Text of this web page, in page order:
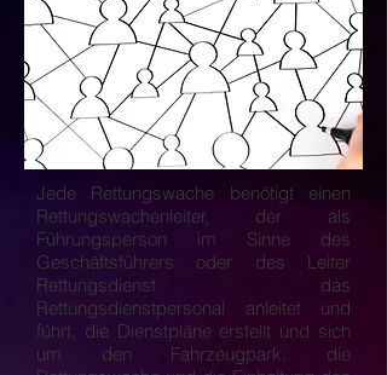
Jede Rettungswache benötigt einen
Rettungswachenleiter, der als
Führungsperson im Sinne des
Geschäftsführers oder des Leiter
Rettungsdienst das
Rettungsdienstpersonal anleitet und
führt, die Dienstpläne erstellt und sich
um den Fahrzeugpark, die